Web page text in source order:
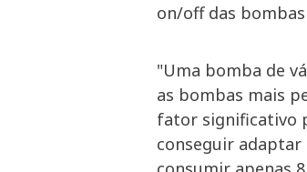
on/off das
"Uma bomba de
as bombas mais
fator significativo
conseguir adaptar